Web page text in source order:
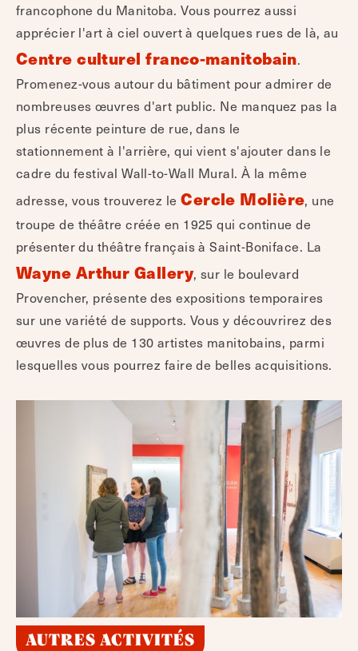
francophone du Manitoba. Vous pourrez aussi
apprécier l'art à ciel ouvert à quelques rues de là, au
Centre culturel franco-manitobain.
Promenez-vous autour du bâtiment pour admirer de
nombreuses œuvres d'art public. Ne manquez pas la
plus récente peinture de rue, dans le
stationnement à l'arrière, qui vient s'ajouter dans le
cadre du festival Wall-to-Wall Mural. À la même
adresse, vous trouverez leCercle Molière, une
troupe de théâtre créée en 1925 qui continue de
présenter du théâtre français à Saint-Boniface. La
Wayne Arthur Gallery, sur le boulevard
Provencher, présente des expositions temporaires
sur une variété de supports. Vous y découvrirez des
œuvres de plus de 130 artistes manitobains, parmi
lesquelles vous pourrez faire de belles acquisitions.
AUTRES ACTIVITÉS